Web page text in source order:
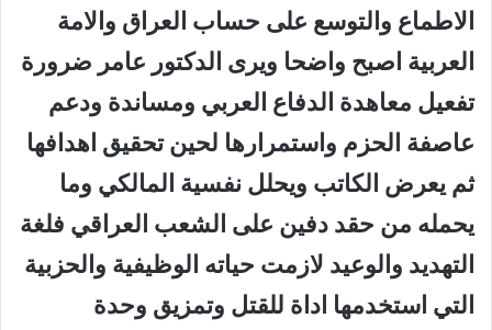
الاطماع والتوسع على حساب العراق والامة
العربية اصبح واضحا ويرى الدكتور عامر ضرورة
تفعيل معاهدة الدفاع العربي ومساندة ودعم
عاصفة الحزم واستمرارها لحين تحقيق اهدافها
ثم يعرض الكاتب ويحلل نفسية المالكي وما
يحمله من حقد دفين على الشعب العراقي فلغة
التهديد والوعيد لازمت حياته الوظيفية والحزبية
التي استخدمها اداة للقتل وتمزيق وحدة